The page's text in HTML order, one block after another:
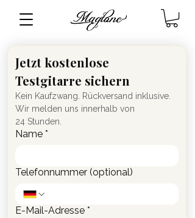
Jetzt kostenlose
Testgitarre sichern
Kein Kaufzwang. Rückversand inklusive.
Wir melden uns innerhalb von
24 Stunden.
Name *
Telefonnummer (optional)
E-Mail-Adresse *